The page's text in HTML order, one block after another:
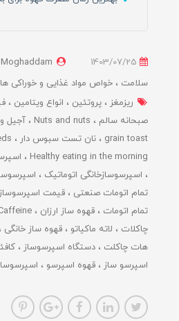
سلامت
خواص مواد غذایی و خوراکی ها
ریزمغز
پروتئین انواع ویتامین
صبحانه سالم
Nuts and nuts آجیل
grain toast
نان تست سبوس دار
Healthy eating in the morning
اسپرسوسازخانگی اتوماتیک
تمام اتومات صنعتی
قیمت اسپرسوساز
تمام اتومات
قهوه ساز ارزان
چاکلات
لاته ماکیاتو قهوه ساز خانگی
هات چاکلت
دستگاه اسپرسوساز
اسپرسو ساز
قهوه اسپرسو